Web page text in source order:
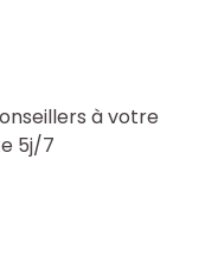
à votre
5j/7